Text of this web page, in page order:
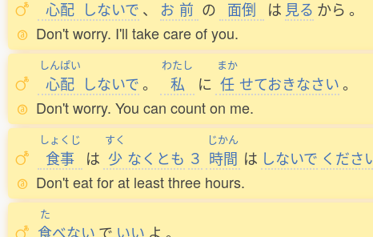
心配 しないで 、 お 前 の 面倒 は 見る から 。
Don't worry. I'll take care of you.
しんぱい
心配 しないで。
わたし
私 に
まか
任 せておきなさい。
Don't worry. You can count on me.
しょくじ
食事 は
すく
少 なくとも ３
じかん
時間 は しないで くださ
Don't eat for at least three hours.
た
食べない で いい よ 。